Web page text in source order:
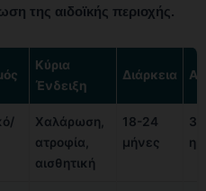
της αιδοϊκής περιοχής.
Κύρια
Ένδειξη
Διάρκεια
Χαλάρωση,
ατροφία,
αισθητική
18-24
μήνες
3-